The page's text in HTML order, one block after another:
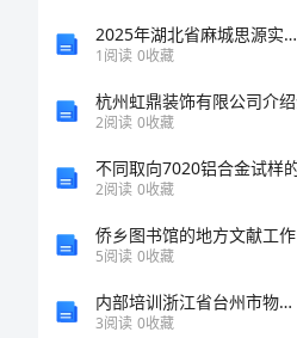
2025年湖北省麻城思源实验学校八年级物理第一学期期中质量检测模拟试题（含答案）
1阅读 0收藏
2阅读 0收藏
2阅读 0收藏
侨乡图书馆的地方文献工作
5阅读 0收藏
内部培训浙江省台州市物业公司物业管理基本工作范围及职责知识竞赛试题王牌题库有完整答案
3阅读 0收藏